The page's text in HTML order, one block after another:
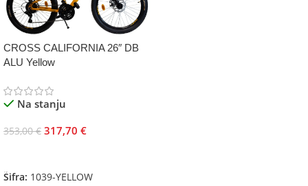
CROSS CALIFORNIA 26″ DB
ALU Yellow
Na stanju
353,00€ 317,70 €
Šifra: 1039-YELLOW